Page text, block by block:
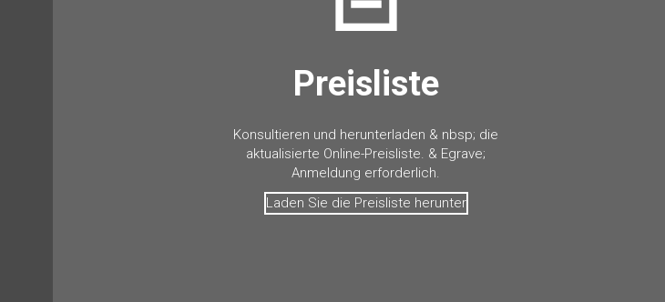
Preisliste
Konsultieren und herunterladen & nbsp; die
aktualisierte Online-Preisliste. & Egrave;
Anmeldung erforderlich.
Laden Sie die Preisliste herunter